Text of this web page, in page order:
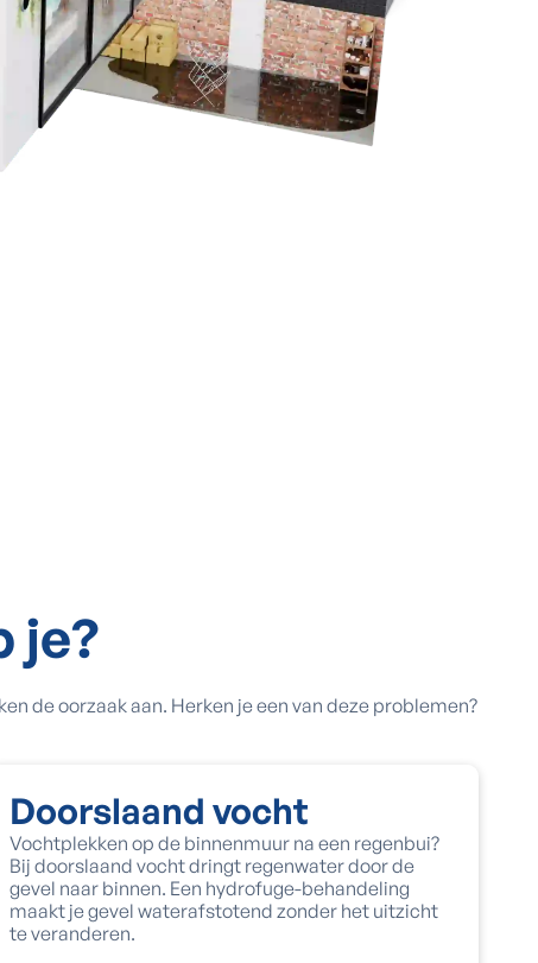
je?
de oorzaak aan. Herken je een van deze problemen?
Doorslaand vocht
Vochtplekken op de binnenmuur na een regenbui?
Bij doorslaand vocht dringt regenwater door de
gevel naar binnen. Een hydrofuge-behandeling
maakt je gevel waterafstotend zonder het uitzicht
te veranderen.